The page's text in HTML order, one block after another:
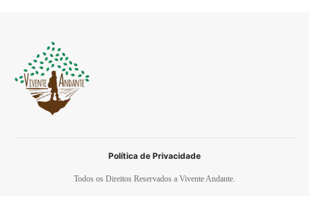
Todos os Direitos Reservados a Vivente Andante.
Política de Privacidade